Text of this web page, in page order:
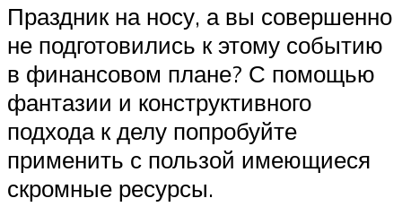
Праздник на носу, а вы совершенно
не подготовились к этому событию
в финансовом плане? С помощью
фантазии и конструктивного
подхода к делу попробуйте
применить с пользой имеющиеся
скромные ресурсы.